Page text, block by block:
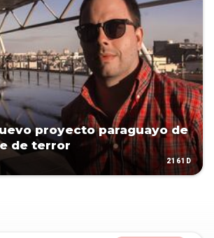
proyecto paraguayo de
de terror
2161D